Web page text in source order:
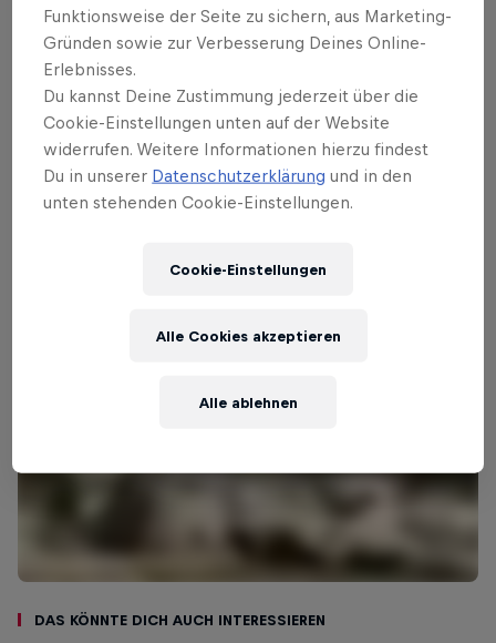
Highlights
Top 3 Slopestyle Runs – Rotorua
7:28 Min
Das könnte dich auch interessieren
Funktionsweise der Seite zu sichern, aus Marketing-
Gründen sowie zur Verbesserung Deines Online-
Erlebnisses.
Du kannst Deine Zustimmung jederzeit über die
Cookie-Einstellungen unten auf der Website
widerrufen. Weitere Informationen hierzu findest
Du in unserer Datenschutzerklärung und in den
unten stehenden Cookie-Einstellungen.
Cookie-Einstellungen
Alle ablehnen
Alle Cookies akzeptieren